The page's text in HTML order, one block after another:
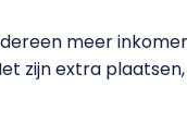
meer
zijn extra